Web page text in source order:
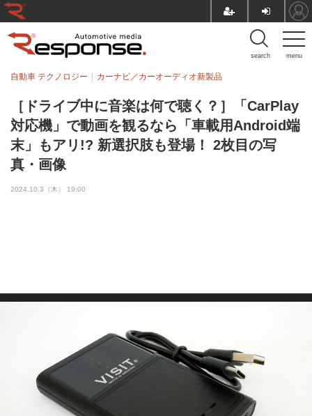
menu
search
［ドライブ中に音楽は何で聴く？］「CarPlay
対応機」で動画を観るなら「車載用Android端
末」もアリ!? 新選択肢も登場！ 2枚目の写
真・画像
自動車 テクノロジー カーナビ／カーオーディオ新製品
2024.10.3（木） 19:00